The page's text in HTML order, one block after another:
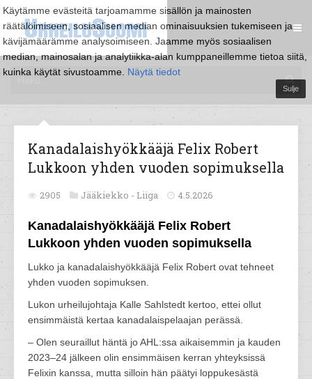
Käytämme evästeitä tarjoamamme sisällön ja mainosten
räätälöimiseen, sosiaalisen median ominaisuuksien tukemiseen ja
kävijämäärämme analysoimiseen. Jaamme myös sosiaalisen
median, mainosalan ja analytiikka-alan kumppaneillemme tietoa siitä,
kuinka käytät sivustoamme. Näytä tiedot
Sulje
Kanadalaishyökkääjä Felix Robert
Lukkoon yhden vuoden sopimuksella
2905 Jääkiekko - Liiga 4.5.2026
Kanadalaishyökkääjä Felix Robert
Lukkoon yhden vuoden sopimuksella
Lukko ja kanadalaishyökkääjä Felix Robert ovat tehneet
yhden vuoden sopimuksen.
Lukon urheilujohtaja Kalle Sahlstedt kertoo, ettei ollut
ensimmäistä kertaa kanadalaispelaajan perässä.
– Olen seuraillut häntä jo AHL:ssa aikaisemmin ja kauden
2023–24 jälkeen olin ensimmäisen kerran yhteyksissä
Felixin kanssa, mutta silloin hän päätyi loppukesästä